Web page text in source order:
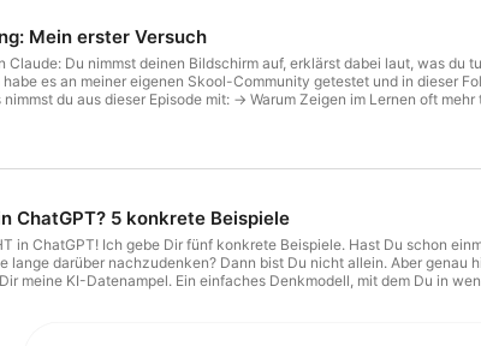
Mein erster Versuch
Claude: Du nimmst deinen Bildschirm auf, erklärst dabei laut, was
nach der du entscheidest: Gibt es einen Connector, nimm den Connector. Aufnehmen lohnt sich
und deine Stimme. Und die Sternchen im Passwortfeld schützen dich nicht → Warum
bis zum Umbenennen von Dateien, und was bei mir
gesonderten Aufbewahrungsregeln, ein AVV existiert erst ab dem
Frage: Was gibst du ab und was bleibt bewusst bei dir Der Satz, der für mich alles
das Tippen. Mein Tipp zum Schluss: Bevor du das erste Mal aufnimmst, mach einen Trockenlauf. Nimm ein
dir selbst auf und schau dir an, was auf deinem Bildschirm alles zu
sage, ist Einordnung aus meiner Praxis. Bis demnächst in Deinem Ohr, Mareike 🎬 Das Video zur Folge auf YouTube:
ChatGPT? 5 konkrete Beispiele
Beispiele. Hast Du schon einmal ein Seminartranskript, einen Evaluationsbogen oder Coaching-Notizen
lange darüber nachzudenken? Dann bist Du nicht allein. Aber genau
meine KI-Datenampel. Ein einfaches Denkmodell, mit dem Du in
rund um Inkognito-Modus und Training auf und klären, warum